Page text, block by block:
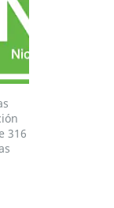
316